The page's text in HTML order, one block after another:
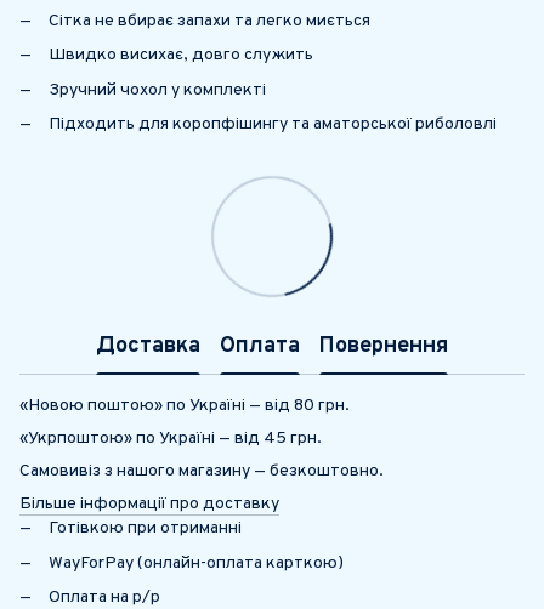
Сітка не вбирає запахи та легко миється
Швидко висихає, довго служить
Зручний чохол у комплекті
Підходить для коропфішингу та аматорської риболовлі
Доставка Оплата Повернення
«Новою поштою» по Україні — від 80 грн.
«Укрпоштою» по Україні — від 45 грн.
Самовивіз з нашого магазину — безкоштовно.
Більше інформації про доставку
Готівкою при отриманні
WayForPay (онлайн-оплата карткою)
Оплата на р/р